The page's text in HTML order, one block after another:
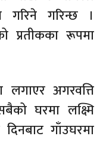
गरिने गरिन्छ ।
प्रतीकका रूपमा
लगाएर अगरवत्ति
घरमा लक्ष्मि
गाँउघरमा